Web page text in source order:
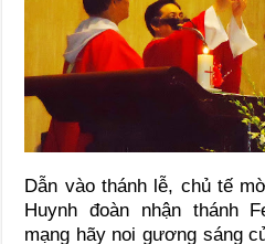
Dẫn vào thánh lễ, chủ tế
Huynh đoàn nhận thánh
mạng hãy noi gương sáng